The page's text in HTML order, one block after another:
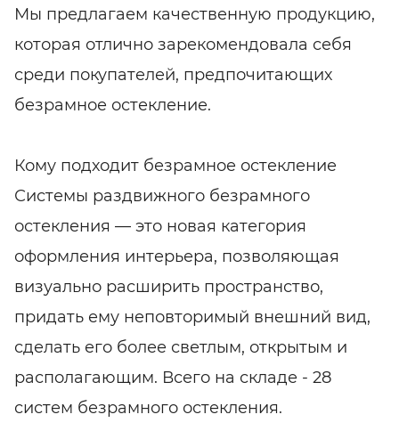
Мы предлагаем качественную продукцию,
которая отлично зарекомендовала себя
среди покупателей, предпочитающих
безрамное остекление.
Кому подходит безрамное остекление
Системы раздвижного безрамного
остекления — это новая категория
оформления интерьера, позволяющая
визуально расширить пространство,
придать ему неповторимый внешний вид,
сделать его более светлым, открытым и
располагающим. Всего на складе - 28
систем безрамного остекления.